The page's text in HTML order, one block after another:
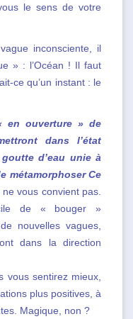
le sens de votre
inconsciente, il
» : l’Océan ! Il faut
ce qu’un instant : le
en ouverture » de
dans l’état
d’eau unie à
métamorphoser Ce
vous convient pas.
de « bouger »
nouvelles vagues,
dans la direction
vous sentirez mieux,
plus positives, à
Magique, non ?